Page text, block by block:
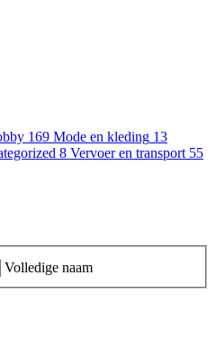
169 Mode en kleding 13
8 Vervoer en transport 55
Volledige naam